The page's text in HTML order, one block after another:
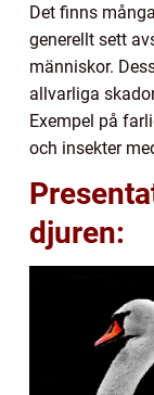
Det finns
generellt sett
människor.
allvarliga
Exempel på
och insekter
djuren: